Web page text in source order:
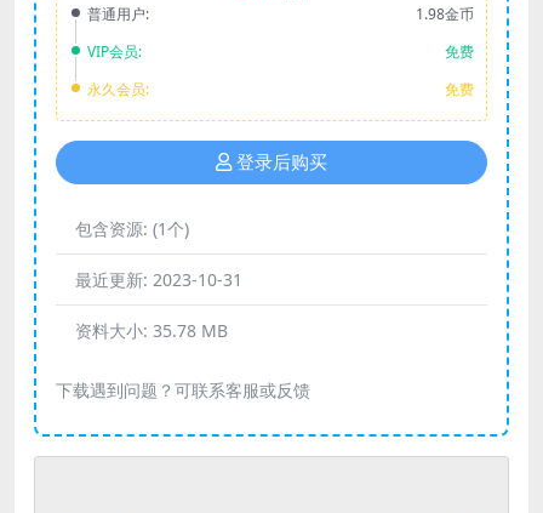
普通用户:
1.98金币
VIP会员:
免费
永久会员:
免费
登录后购买
包含资源: (1个)
最近更新: 2023-10-31
资料大小: 35.78 MB
下载遇到问题？可联系客服或反馈